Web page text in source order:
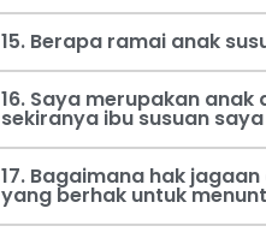
15. Berapa ramai anak
16. Saya merupakan
sekiranya ibu susuan
17. Bagaimana hak
yang berhak untuk